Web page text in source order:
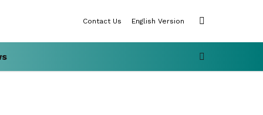
Contact Us English Version